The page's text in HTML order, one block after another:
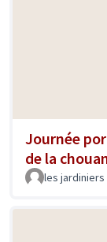
Journée
de la
les jardiniers